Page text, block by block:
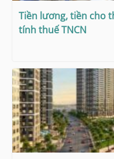
Tiền lương, tiền cho
tính thuế TNCN